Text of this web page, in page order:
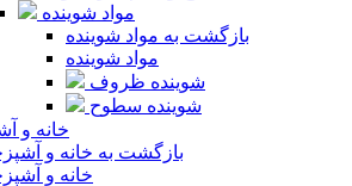
مواد شوینده
بازگشت به مواد شوینده
مواد شوینده
شوینده ظروف
شوینده سطوح
خانه و
بازگشت به خانه و
خانه و